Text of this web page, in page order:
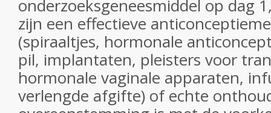
onderzoeksgeneesmiddel op dag
zijn een effectieve
(spiraaltjes, hormonale
pil, implantaten, pleisters voor
hormonale vaginale apparaten,
verlengde afgifte) of echte